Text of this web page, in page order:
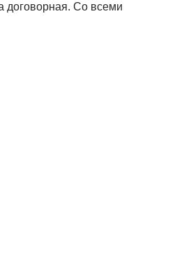
договорная. Со всеми